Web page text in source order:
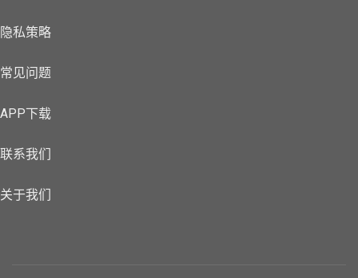
隐私策略
常见问题
APP下载
联系我们
关于我们